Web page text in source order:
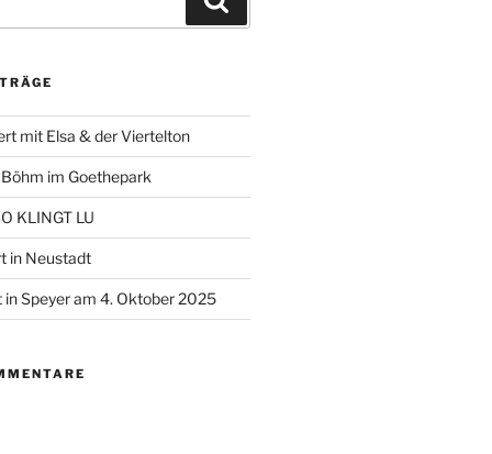
mit Elsa & der Viertelton
im Goethepark
KLINGT LU
in Neustadt
Speyer am 4. Oktober 2025